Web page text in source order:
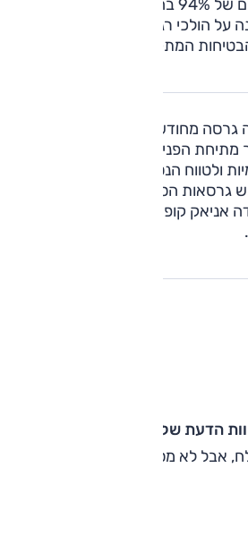
המתקדמות עשיר וכולל:
חשפה גרסה מחודשת של אניאק קופה לאחר
הפנים זכה הרכב לעיצוב
ולטווח הנסיעה, צמצום מבחר יחידות
גרסאות הספק, שדרוגים בתא
קופה צפויה לנחות בישראל
הדעת של קינן כהן
אבל לא מספיק אטרקטיבי במחירו.